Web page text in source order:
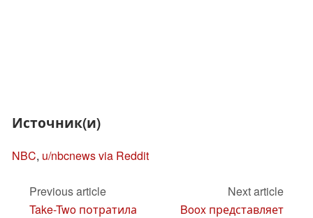
Источник(и)
NBC, u/nbcnews via Reddit
Previous article
Take-Two потратила
Next article
Boox представляет